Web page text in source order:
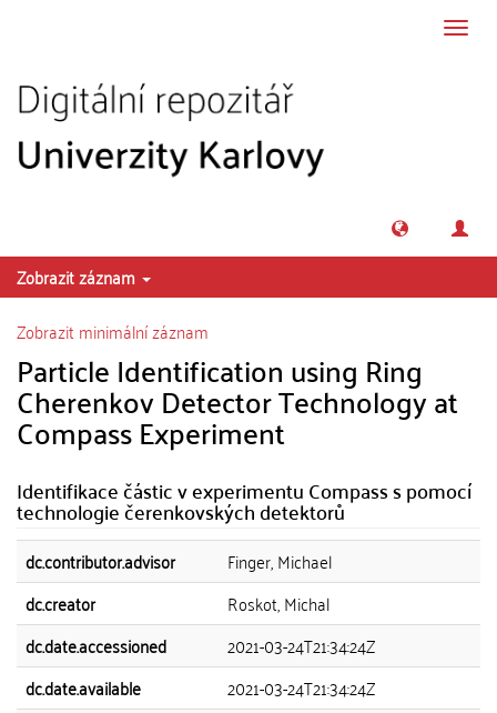
Zobrazit záznam
Zobrazit minimální záznam
Particle Identification using Ring
Cherenkov Detector Technology at
Compass Experiment
Identifikace částic v experimentu Compass s pomocí
technologie čerenkovských detektorů
dc.contributor.advisor
Finger, Michael
dc.creator
Roskot, Michal
dc.date.accessioned
2021-03-24T21:34:24Z
dc.date.available
2021-03-24T21:34:24Z